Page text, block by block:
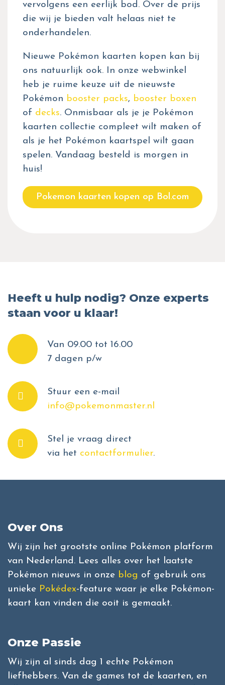
vervolgens een eerlijk bod. Over de prijs
die wij je bieden valt helaas niet te
onderhandelen.
Nieuwe Pokémon kaarten kopen kan bij
ons natuurlijk ook. In onze webwinkel
heb je ruime keuze uit de nieuwste
Pokémon booster packs, booster boxen
of decks. Onmisbaar als je je Pokémon
kaarten collectie compleet wilt maken of
als je het Pokémon kaartspel wilt gaan
spelen. Vandaag besteld is morgen in
huis!
Pokemon kaarten kopen op Bol.com
Heeft u hulp nodig? Onze experts
staan voor u klaar!
Van 09.00 tot 16.00
7 dagen p/w
Stuur een e-mail
info@pokemonmaster.nl
Stel je vraag direct
via het contactformulier.
Over Ons
Wij zijn het grootste online Pokémon platform
van Nederland. Lees alles over het laatste
Pokémon nieuws in onze blog of gebruik ons
unieke Pokédex-feature waar je elke Pokémon-
kaart kan vinden die ooit is gemaakt.
Onze Passie
Wij zijn al sinds dag 1 echte Pokémon
liefhebbers. Van de games tot de kaarten, en